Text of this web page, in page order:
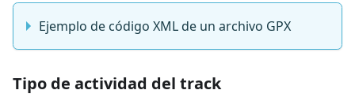
Ejemplo de código XML de un archivo GPX
Tipo de actividad del track